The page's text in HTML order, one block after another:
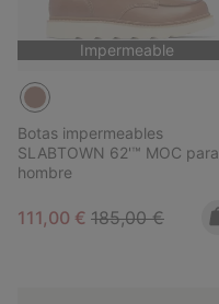
Impermeable
Botas impermeables
SLABTOWN 62'™ MOC para
hombre
Sale price:
111,00 € Regular price:
185,00 €